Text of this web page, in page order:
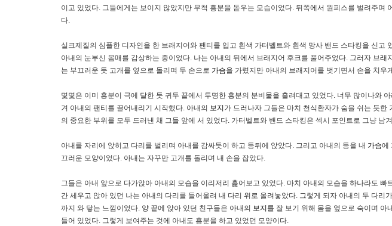
이고 있었다. 그들에게는 보이지 않았지만 무척 흥분을 돋우는 모습이었다. 뒤쪽에서 원피스를 벌려주
다.
실크제질의 심플한 디자인을 한 브래지어와 팬티를 입고 흰색 가터벨트와 흰색 망사 밴드 스타킹을 신
아내의 눈부신 몸매를 감상하는 중이었다. 나는 아내의 뒤에서 브래지어 후크를 풀어주었다. 그러자 브래
는 부끄러운 듯 고개를 옆으로 돌리며 두 손으로 가슴을 가렸지만 아내의 브래지어를 벗기면서 손을 치우
몇몇은 이미 흥분이 극에 달한 듯 귀두 끝에서 투명한 흥분의 분비물을 흘려대고 있었다. 너무 많이나와
겨 아내의 팬티를 끌어내리기 시작했다. 아내의 보지 가 드러나자 그들은 마치 천식환자가 숨을 쉬는 듯한
의 중요한 부위를 모두 드러낸 채 그들 앞에 서 있었다. 가터벨트와 밴드 스타킹은 섹시 포인트로 그냥 남
아내를 자리에 앉히고 다리를 벌리며 아내를 감싸듯이 하고 등뒤에 앉았다. 그리고 아내의 등을 내 가슴에
끄러운 모양이었다. 아내는 자꾸만 고개를 돌리며 내 손을 잡았다.
그들은 아내 앞으로 다가앉아 아내의 모습을 이리저리 훑어보고 있었다. 마치 아내의 모습을 하나라도
간 세우고 앉아 있던 나는 아내의 다리를 들어올려 내 다리 위로 올려놓았다. 그렇게 되자 아내의 두 다리
까지 와 닿는 느낌이었다. 양 끝에 앉아 있던 친구들은 아내의 보지 를 잘 보기 위해 몸을 옆으로 숙이며 아
들어 있었다. 그렇게 보여주는 것에 아내도 흥분을 하고 있었던 모양이다.